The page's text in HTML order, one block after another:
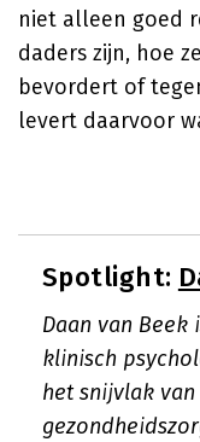
niet alleen goed
daders zijn, hoe
bevordert of
levert daarvoor
Spotlight:
Daan van
klinisch
het snijvlak